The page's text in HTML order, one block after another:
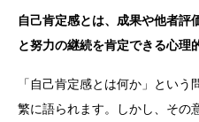
自己肯定感とは、成果や他者評
と努力の継続を肯定できる心理
「自己肯定感とは何か」とい
繁に語られます。しかし、その